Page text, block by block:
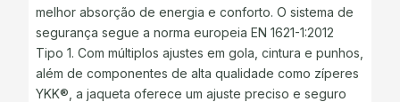
melhor absorção de energia e conforto. O sistema de
segurança segue a norma europeia EN 1621-1:2012
Tipo 1. Com múltiplos ajustes em gola, cintura e punhos,
além de componentes de alta qualidade como zíperes
YKK®, a jaqueta oferece um ajuste preciso e seguro